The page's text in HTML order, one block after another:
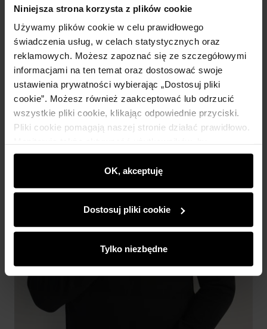
Niniejsza strona korzysta z plików cookie
Używamy plików cookie w celu prawidłowego
świadczenia usług, w celach statystycznych oraz
reklamowych. Możesz zapoznać się ze szczegółowymi
informacjami na ten temat oraz dostosować swoje
ustawienia prywatności wybierając „Dostosuj pliki
cookie”. Możesz również zaakceptować lub odrzucić
wszystkie pliki cookie, klikając odpowiednie przyciski.
Pliki cookie pomagają naszej stronie działać prawidłowo.
wyświetlać im dopasowane do ich preferencji treści,
rekomendacje oraz komunikaty reklamowe informujące o
najnowszych promocjach w e-sklepie. Informacje o tym,
partnerom społecznościowym, reklamowym i
analitycznym. Partnerzy mogą połączyć te informacje z
podczas korzystania z ich usług.
OK, akceptuję
Dostosuj pliki cookie
Tylko niezbędne